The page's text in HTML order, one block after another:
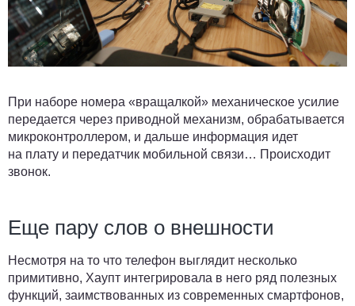
При наборе номера «вращалкой» механическое усилие
передается через приводной механизм, обрабатывается
микроконтроллером, и дальше информация идет
на плату и передатчик мобильной связи… Происходит
звонок.
Еще пару слов о внешности
Несмотря на то что телефон выглядит несколько
примитивно, Хаупт интегрировала в него ряд полезных
функций, заимствованных из современных смартфонов,